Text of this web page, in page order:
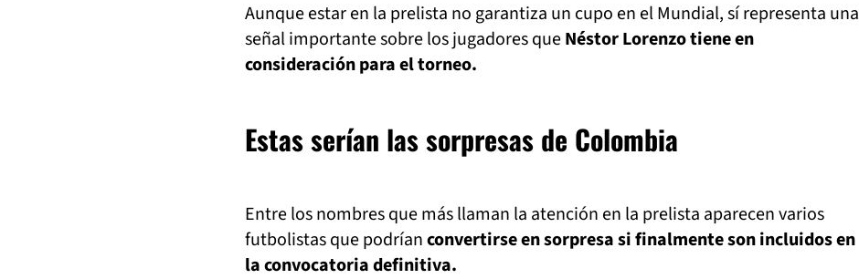
Aunque estar en la prelista no garantiza un cupo en el Mundial, sí representa una
señal importante sobre los jugadores queNéstor Lorenzo tiene en
consideración para el torneo.
Estas serían las sorpresas de Colombia
Entre los nombres que más llaman la atención en la prelista aparecen varios
futbolistas que podríanconvertirse en sorpresa si finalmente son incluidos en
la convocatoria definitiva.